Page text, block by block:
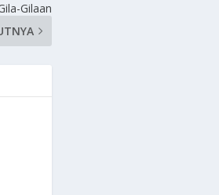
Gilaan